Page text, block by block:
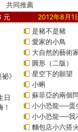
共同推薦
元 2012年8月1
》
日
是豬不是豬
愛家的小鳥
大自然的藝術
圓形（二版）
星空下的願望
小蝌
蘇菲亞的兩個
小小恐龍──蛋
小小恐龍──我
麵包店小六搭